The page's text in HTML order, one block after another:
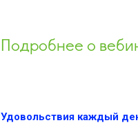
Подробнее о
Удовольствия каждый